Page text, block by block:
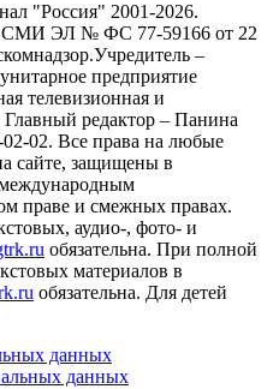
"Россия" 2001-2026.
СМИ ЭЛ № ФС 77-59166 от 22
–
предприятие
телевизионная и
Главный редактор – Панина
02. Все права на любые
сайте, защищены в
международным
праве и смежных правах.
аудио-, фото- и
обязательна. При полной
материалов в
обязательна. Для детей
данных
данных